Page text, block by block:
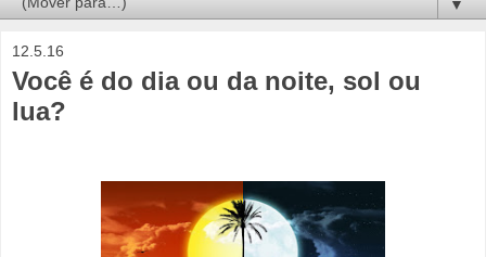
▼
12.5.16
Você é do dia ou da noite, sol ou
lua?